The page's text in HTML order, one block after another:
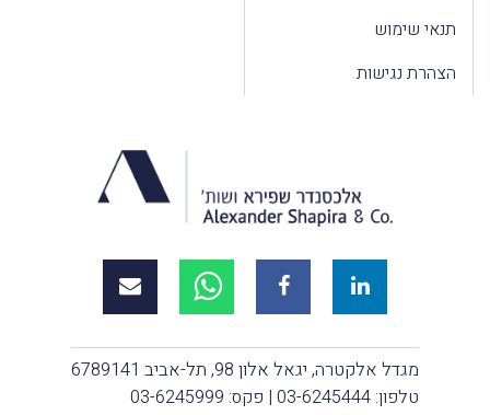
תנאי שימוש
הצהרת נגישות
מגדל אלקטרה, יגאל אלון 98, תל-אביב 6789141
טלפון: 03-6245444 | פקס: 03-6245999